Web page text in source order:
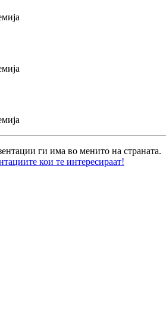
ги има во менито на страната.
кои те интересираат!